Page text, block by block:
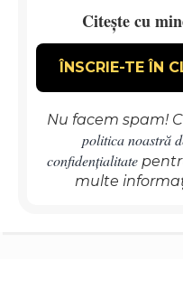
Citește cu
Nu facem spam!
politica noastră
confidențialitate
multe